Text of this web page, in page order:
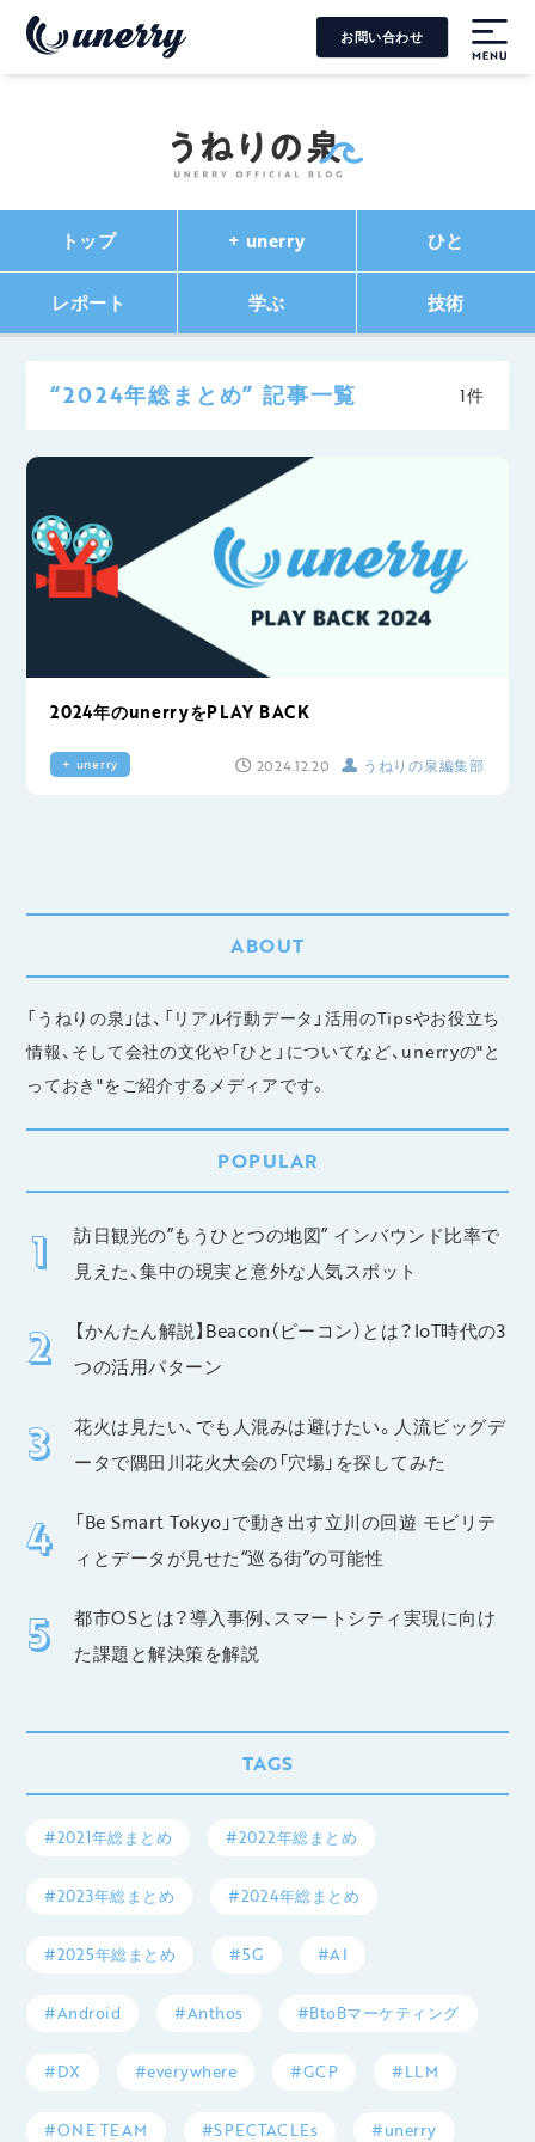
お問い合わせ
トップ + unerry ひと
レポート 学ぶ 技術
“2024年総まとめ” 記事一覧 1件
2024年のunerryをPLAY BACK
+ unerry 2024.12.20 うねりの泉編集部
ABOUT
「うねりの泉」は、「リアル行動データ」活用のTipsやお役立ち
情報、そして会社の文化や「ひと」についてなど、unerryの"と
っておき"をご紹介するメディアです。
POPULAR
訪日観光の”もうひとつの地図” インバウンド比率で
見えた、集中の現実と意外な人気スポット
【かんたん解説】Beacon（ビーコン）とは？IoT時代の3
つの活用パターン
花火は見たい、でも人混みは避けたい。人流ビッグデ
ータで隅田川花火大会の「穴場」を探してみた
「Be Smart Tokyo」で動き出す立川の回遊 モビリテ
ィとデータが見せた“巡る街”の可能性
都市OSとは？導入事例、スマートシティ実現に向け
た課題と解決策を解説
TAGS
#2021年総まとめ #2022年総まとめ
#2023年総まとめ #2024年総まとめ
#2025年総まとめ #5G #AI
#Android #Anthos #BtoBマーケティング
#DX #everywhere #GCP #LLM
#ONE TEAM #SPECTACLEs #unerry